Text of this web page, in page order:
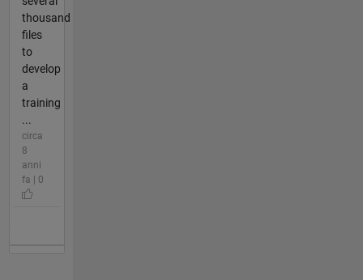
thousand
files
to
develop
a
training
...
circa
8
anni
fa | 0